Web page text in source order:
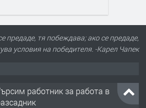
предаде, тя побеждава; ако се предаде,
условия на победителя. -Карел Чапек
работник за работа в